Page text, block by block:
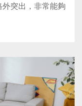
突出，非常能夠